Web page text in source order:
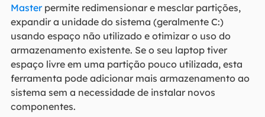
Masterpermite redimensionar e mesclar partições,
expandir a unidade do sistema (geralmente C:)
usando espaço não utilizado e otimizar o uso do
armazenamento existente. Se o seu laptop tiver
espaço livre em uma partição pouco utilizada, esta
ferramenta pode adicionar mais armazenamento ao
sistema sem a necessidade de instalar novos
componentes.